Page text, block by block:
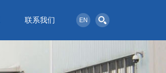
联系我们 EN